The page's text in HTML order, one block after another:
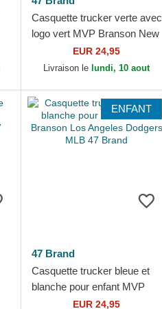
Casquette trucker verte avec
logo vert MVP Branson New
York Yankees MLB 47 Brand
EUR 24,95
Livraison le lundi, 10 aout
ENFANT
47 Brand
Casquette trucker bleue et
blanche pour enfant MVP
Branson Los Angeles
EUR 24,95